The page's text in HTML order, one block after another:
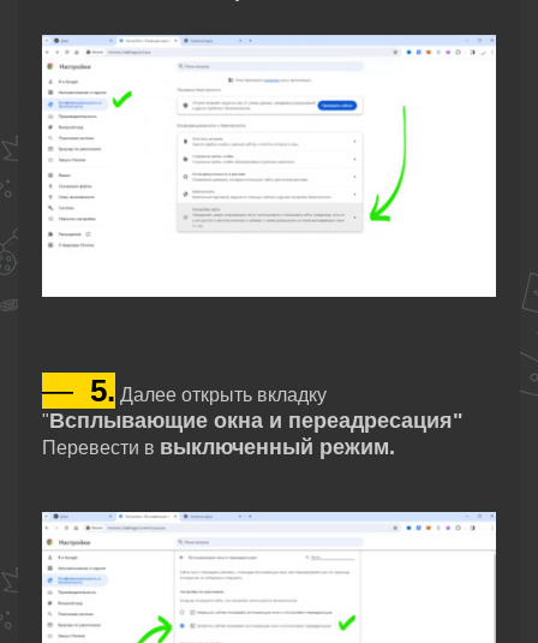
— 5. Далее открыть вкладку
"Всплывающие окна и переадресация"
Перевести в выключенный режим.